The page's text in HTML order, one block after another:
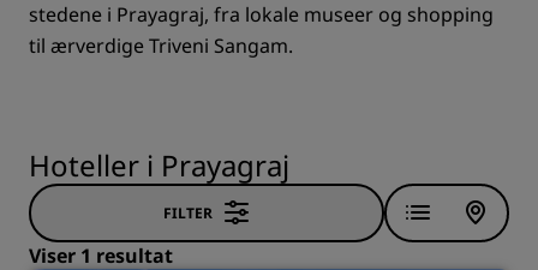
stedene i Prayagraj, fra lokale museer og shopping
til ærverdige Triveni Sangam.
Hoteller i Prayagraj
FILTER
Viser 1 resultat